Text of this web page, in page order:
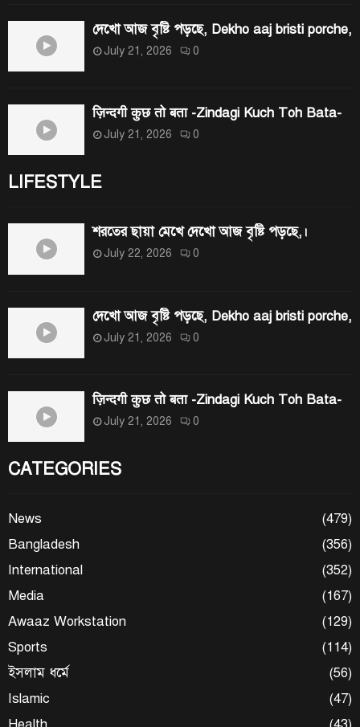
দেখো আজ বৃষ্টি পড়ছে, Dekho aaj bristi porche,
July 21, 2026 0
ज़िन्दगी कुछ तो बता -Zindagi Kuch Toh Bata-
July 21, 2026 0
LIFESTYLE
শরতের ছায়া মেখে দেখো আজ বৃষ্টি পড়ছে,।
July 22, 2026 0
দেখো আজ বৃষ্টি পড়ছে, Dekho aaj bristi porche,
July 21, 2026 0
ज़िन्दगी कुछ तो बता -Zindagi Kuch Toh Bata-
July 21, 2026 0
CATEGORIES
News
(479)
Bangladesh
(356)
International
(352)
Media
(167)
Awaaz Workstation
(129)
Sports
(114)
ইসলাম ধর্মে
(56)
Islamic
(47)